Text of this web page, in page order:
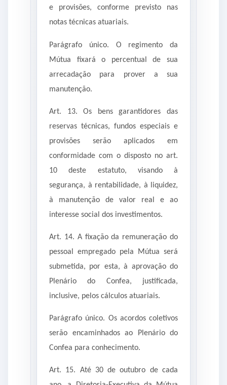
e provisões, conforme previsto nas
notas técnicas atuariais.
Parágrafo único. O regimento da
Mútua fixará o percentual de sua
arrecadação para prover a sua
manutenção.
Art. 13. Os bens garantidores das
reservas técnicas, fundos especiais e
provisões serão aplicados em
conformidade com o disposto no art.
10 deste estatuto, visando à
segurança, à rentabilidade, à liquidez,
à manutenção de valor real e ao
interesse social dos investimentos.
Art. 14. A fixação da remuneração do
pessoal empregado pela Mútua será
submetida, por esta, à aprovação do
Plenário do Confea, justificada,
inclusive, pelos cálculos atuariais.
Parágrafo único. Os acordos coletivos
serão encaminhados ao Plenário do
Confea para conhecimento.
Art. 15. Até 30 de outubro de cada